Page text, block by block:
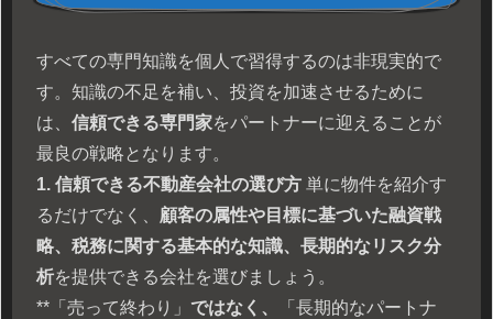
すべての専門知識を個人で習得するのは非現実的で
す。知識の不足を補い、投資を加速させるために
は、 信頼できる専門家をパートナーに迎えることが
最良の戦略となります。
1. 信頼できる不動産会社の選び方 単に物件を紹介す
るだけでなく、 顧客の属性や目標に基づいた融資戦
略、税務に関する基本的な知識、長期的なリスク分
析を提供できる会社を選びましょう。
**「売って終わり」 ではなく、
「長期的なパートナ